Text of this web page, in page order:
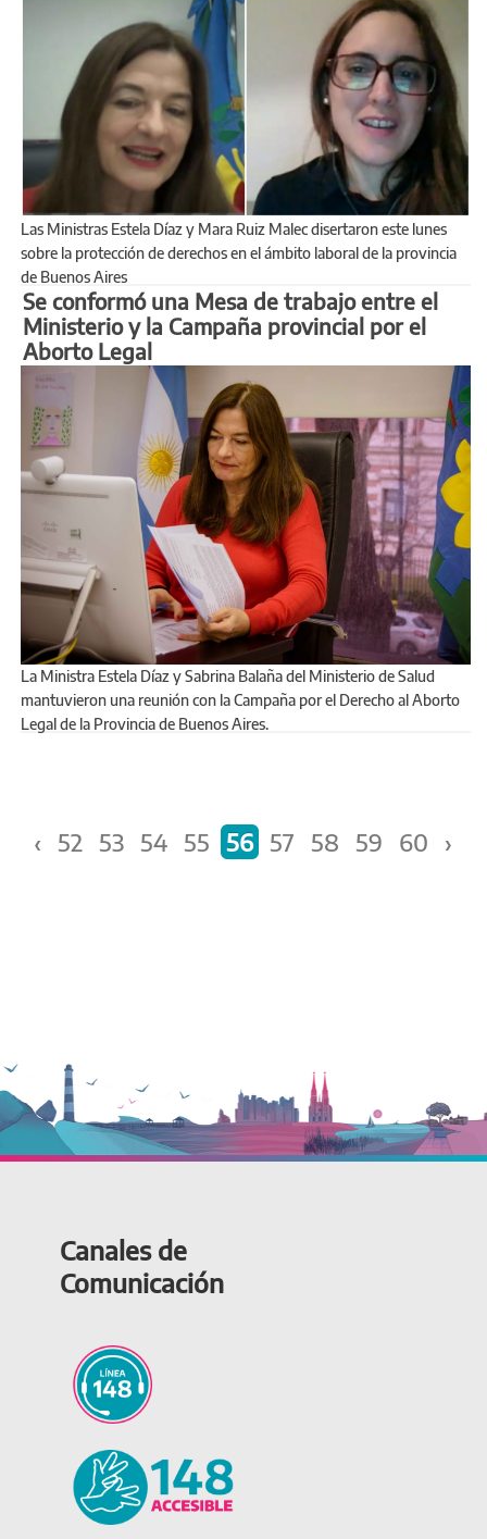
Las Ministras Estela Díaz y Mara Ruiz Malec disertaron este lunes
sobre la protección de derechos en el ámbito laboral de la provincia
de Buenos Aires
Se conformó una Mesa de trabajo entre el
Ministerio y la Campaña provincial por el
Aborto Legal
La Ministra Estela Díaz y Sabrina Balaña del Ministerio de Salud
mantuvieron una reunión con la Campaña por el Derecho al Aborto
Legal de la Provincia de Buenos Aires.
‹ 52 53 54 55 56 57 58 59 60 ›
Canales de
Comunicación